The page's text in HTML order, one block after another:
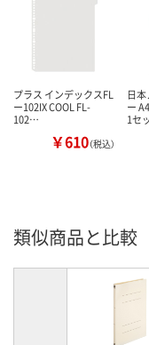
プラス インデックスFL
ー102IX COOL FL-
102…
￥610（税込）
日
ー
1セ
類似商品と比較